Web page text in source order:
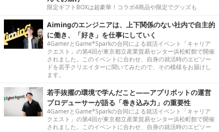
『崩壊：スターレイル』爻光とUGREENのコラボは
「限定ギフトBOX」が超豪華！全6商品に使える5％オ
フクーポンやコスプレイヤー撮影会など、盛りだくさ
んでお届け
限定ギフトBOXは超豪華！コラボ4商品や限定でグッズも
Aimingのエンジニアは、上下関係のない社内で自主的
に働き、「好き」を仕事にしていく
4GamerとGame*Sparkの合同による就活イベント「キャリア
クエスト」の第4回が東京都立産業貿易センター浜松町館で開催
されました。このイベントに合わせ、自身の就活時のエピソー
ドを若手クリエイターに聞いてみたので、その模様をお届けし
ます。